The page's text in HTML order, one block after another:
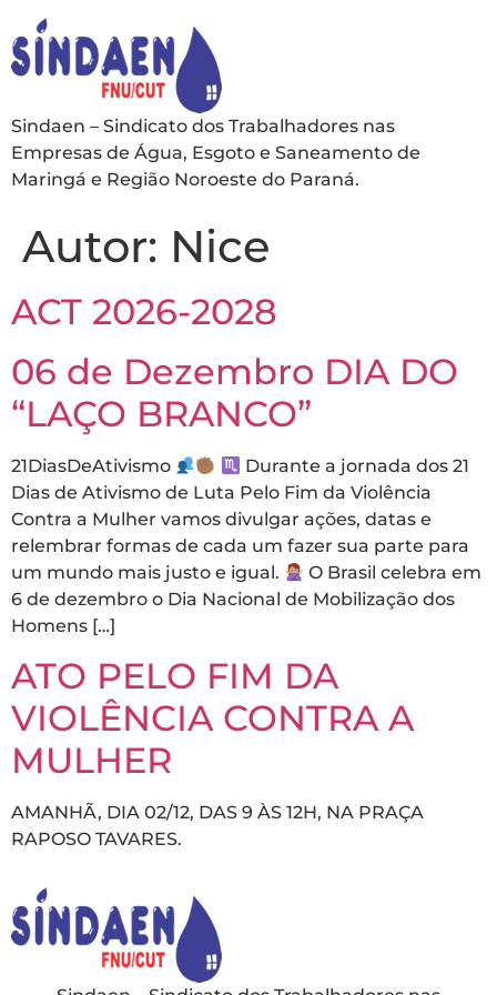
Sindaen – Sindicato dos Trabalhadores nas
Empresas de Água, Esgoto e Saneamento de
Maringá e Região Noroeste do Paraná.
Autor: Nice
ACT 2026-2028
06 de Dezembro DIA DO
“LAÇO BRANCO”
21DiasDeAtivismo
Durante a jornada dos 21
Dias de Ativismo de Luta Pelo Fim da Violência
Contra a Mulher vamos divulgar ações, datas e
relembrar formas de cada um fazer sua parte para
um mundo mais justo e igual.
O Brasil celebra em
6 de dezembro o Dia Nacional de Mobilização dos
Homens […]
ATO PELO FIM DA
VIOLÊNCIA CONTRA A
MULHER
AMANHÃ, DIA 02/12, DAS 9 ÀS 12H, NA PRAÇA
RAPOSO TAVARES.